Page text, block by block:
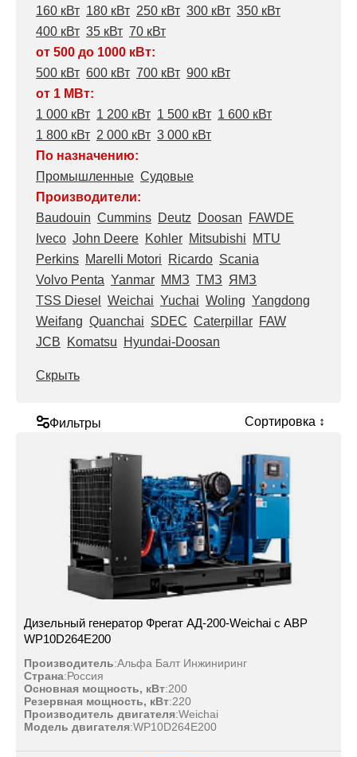
160 кВт 180 кВт 250 кВт 300 кВт 350 кВт
400 кВт 35 кВт 70 кВт
от 500 до 1000 кВт:
500 кВт 600 кВт 700 кВт 900 кВт
от 1 МВт:
1 000 кВт 1 200 кВт 1 500 кВт 1 600 кВт
1 800 кВт 2 000 кВт 3 000 кВт
По назначению:
Промышленные Судовые
Производители:
Baudouin Cummins Deutz Doosan
FAWDE
Iveco John Deere Kohler Mitsubishi
MTU
Perkins Marelli Motori Ricardo Scania
Volvo Penta Yanmar ММЗ ТМЗ ЯМЗ
TSS Diesel
Weichai Yuchai Woling Yangdong
Weifang Quanchai SDEC Caterpillar FAW
JCB
Komatsu Hyundai-Doosan
Скрыть
Фильтры Сортировка ↕
Дизельный генератор Фрегат АД-200-Weichai с АВР
WP10D264E200
Производитель:Альфа Балт Инжиниринг
Страна:Россия
Основная мощность, кВт:200
Резервная мощность, кВт:220
Производитель двигателя:Weichai
Модель двигателя:WP10D264E200